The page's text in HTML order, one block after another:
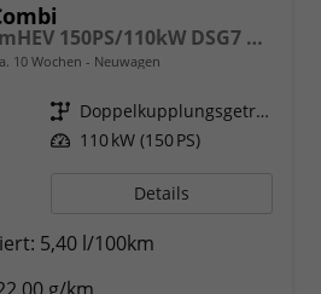
Selection 1.5 eTSI mHEV 150PS/110kW DSG7 2026
10 Wochen Neuwagen
Getriebe
Doppelkupplungsgetriebe (DSG)
Leistung 110 kW (150 PS)
Details
5,40 l/100km